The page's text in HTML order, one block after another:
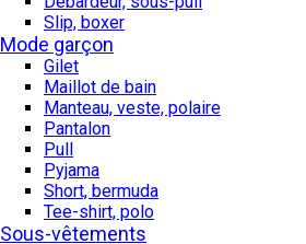
Slip, boxer
Mode garçon
Gilet
Maillot de bain
Manteau, veste, polaire
Pantalon
Pull
Pyjama
Short, bermuda
Tee-shirt, polo
Sous-vêtements